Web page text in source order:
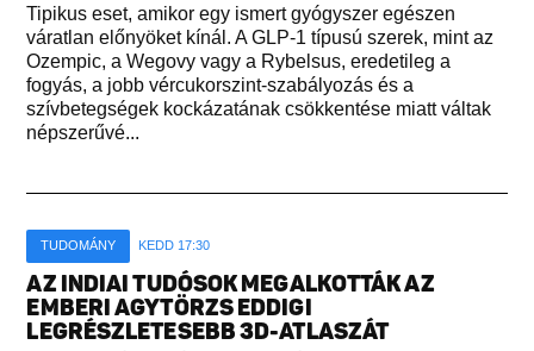
Tipikus eset, amikor egy ismert gyógyszer egészen
váratlan előnyöket kínál. A GLP-1 típusú szerek, mint az
Ozempic, a Wegovy vagy a Rybelsus, eredetileg a
fogyás, a jobb vércukorszint-szabályozás és a
szívbetegségek kockázatának csökkentése miatt váltak
népszerűvé...
TUDOMÁNY KEDD 17:30
AZ INDIAI TUDÓSOK MEGALKOTTÁK AZ
EMBERI AGYTÖRZS EDDIGI
LEGRÉSZLETESEBB 3D-ATLASZÁT